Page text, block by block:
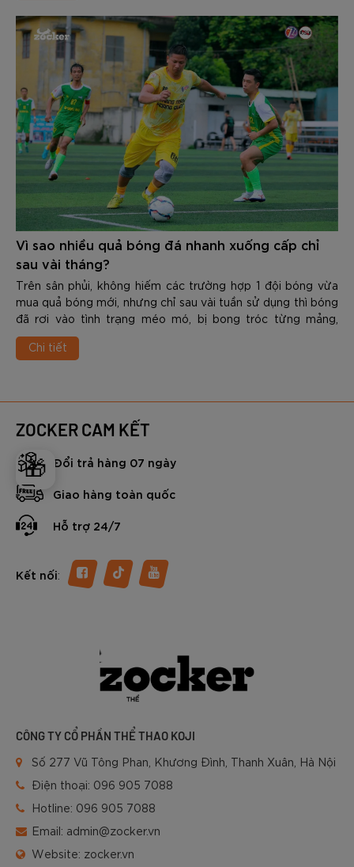
🎁
được gắn cảm biến, chip để ghi lại nhiều thông số. Nhưng có
1 điều tưởng chừng như nghịch lý nhưng vẫn tồn tại: Bên
cạnh những bóng được dán bằng máy hiện đại là những
bóng khâu tay truyền thống. Và loại bóng mang âm hưởng
cổ điển ấy vẫn giữ được vị thế rất lớn tại nhiều giải đấu, cả
chuyên nghiệp cũng như phong trào.
Vậy Bóng đá khâu tay có gì khác bóng dán máy? Vì sao
nhiều cầu thủ vẫn thích bóng khâu tay? Trong nội dung dưới
đây các bạn hãy cùng Zocker tìm hiểu chi tiết nhé.
Vì sao nhiều quả bóng đá nhanh xuống cấp chỉ
sau vài tháng?
Trên sân phủi, không hiếm các trường hợp 1 đội bóng vừa
mua quả bóng mới, nhưng chỉ sau vài tuần sử dụng thì bóng
đã rơi vào tình trạng méo mó, bị bong tróc từng mảng,
thấm nước nặng nề hoặc là không còn giữ được hơi. Điều
này không chỉ gây ra tình trạng lãng phí mà còn làm giảm
Vậy vì sao nhiều quả bóng đá nhanh xuống cấp chỉ sau vài
tháng? Và làm thế nào để chọn được 1 quả bóng đủ “trâu”
để đáp ứng & vượt qua được những thử thách khắc nghiệt
trên sân cỏ. Trong nội dung dưới đây các bạn hãy cùng
Zocker tìm hiểu chi tiết nhé.
Chi tiết
ZOCKER CAM KẾT
Đổi trả hàng 07 ngày
Giao hàng toàn quốc
Hỗ trợ 24/7
Kết nối:
CÔNG TY CỔ PHẦN THỂ THAO KOJI
Số 277 Vũ Tông Phan, Khương Đình, Thanh Xuân, Hà Nội
Điện thoại: 096 905 7088
Hotline: 096 905 7088
Email: admin@zocker.vn
Website: zocker.vn